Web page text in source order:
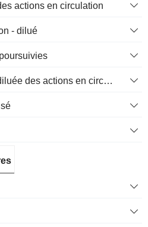
actions en circulation
- dilué
Moyenne pondérée diluée des actions en circulation